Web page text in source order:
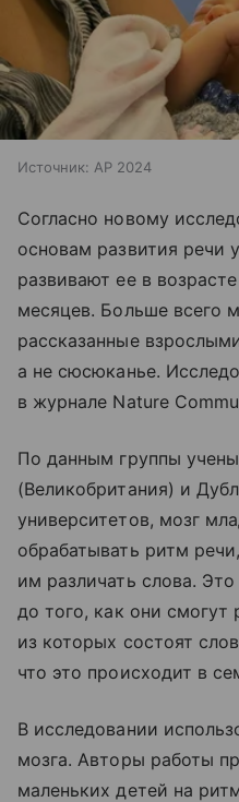
Источник: AP 2024
Согласно новому
основам развития речи
развивают ее в
месяцев. Больше всего
рассказанные
а не сюсюканье.
в журнале Nature
По данным группы
(Великобритания) и
университетов, мозг
обрабатывать ритм
им различать слова.
до того, как они смогут
из которых состоят
что это происходит в
В исследовании
мозга. Авторы работы
маленьких детей на